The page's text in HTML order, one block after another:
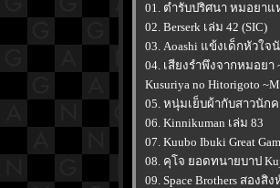
01. ตำรับปริศนา หมอยาแห่
02. Berserk เล่ม 42 (SIC)
03. Aoashi แข้งเด็กหัวใจ
04. เสียงรำพึงจากหมอย
Kusuriya no Hitorigoto
05. หนุ่มเย็บผ้ากับสาวนักค
06. Kinnikuman เล่ม 83
07. Kuubo Ibuki Great
08. คุโจ ยอดทนายบาป
09. Space Brothers สองสิ